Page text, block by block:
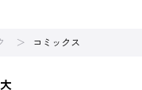
コミックス